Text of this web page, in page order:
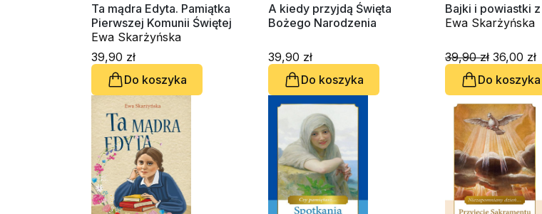
Ta mądra Edyta. Pamiątka
Pierwszej Komunii Świętej
Ewa Skarżyńska
39,90 zł
Do koszyka
A kiedy przyjdą Święta
Bożego Narodzenia
39,90 zł
Do koszyka
Bajki i powiastki z
Ewa Skarżyńska
39,90 zł 36,00 zł
Do koszyka